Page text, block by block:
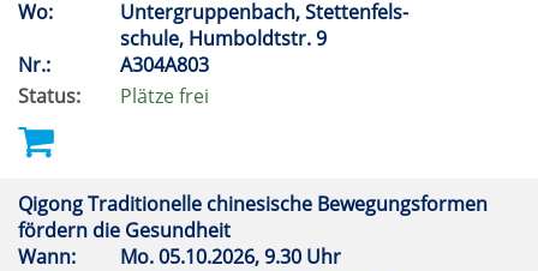
Wo:
Untergruppenbach, Stettenfels-
schule, Humboldtstr. 9
Nr.:
A304A803
Status:
Plätze frei
Qigong Traditionelle chinesische Bewegungsformen
fördern die Gesundheit
Wann:
Mo.05.10.2026, 9.30 Uhr